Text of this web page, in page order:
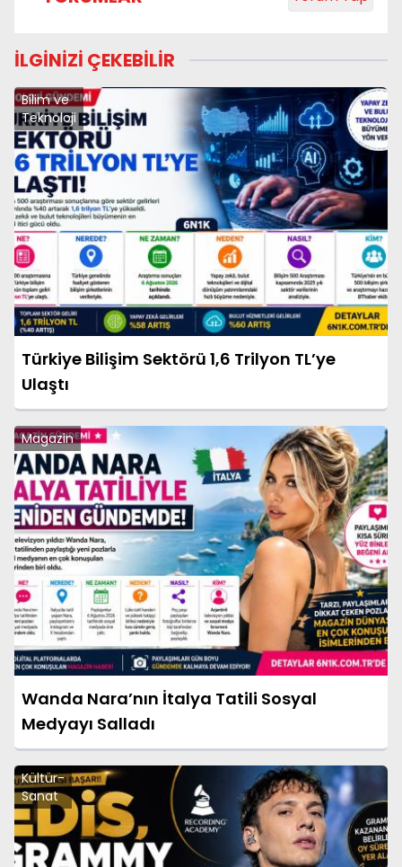
İLGİNİZİ ÇEKEBİLİR
Bilim ve
Teknoloji
Türkiye Bilişim Sektörü 1,6 Trilyon TL’ye
Ulaştı
Magazin
Wanda Nara’nın İtalya Tatili Sosyal
Medyayı Salladı
Kültür-
Sanat